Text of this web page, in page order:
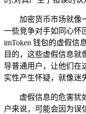
加密货币市场就像
一些竞争对手如同心怀
imToken 钱包的虚假信
目的，这些虚假信息就
导普通用户，让他们在
实性产生怀疑，就像迷
虚假信息的危害犹
户来说，可能会因为误